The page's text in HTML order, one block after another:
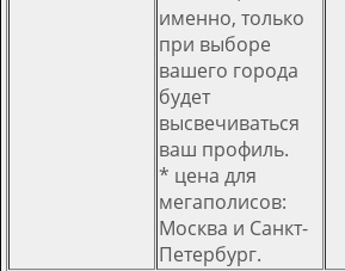
именно, только
при выборе
вашего города
будет
высвечиваться
ваш профиль.
* цена для
мегаполисов:
Москва и Санкт-
Петербург.